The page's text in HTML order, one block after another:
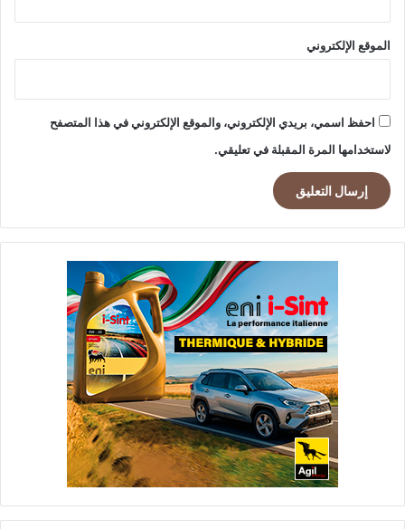
الموقع الإلكتروني
احفظ اسمي، بريدي الإلكتروني، والموقع الإلكتروني في هذا المتصفح
لاستخدامها المرة المقبلة في تعليقي.